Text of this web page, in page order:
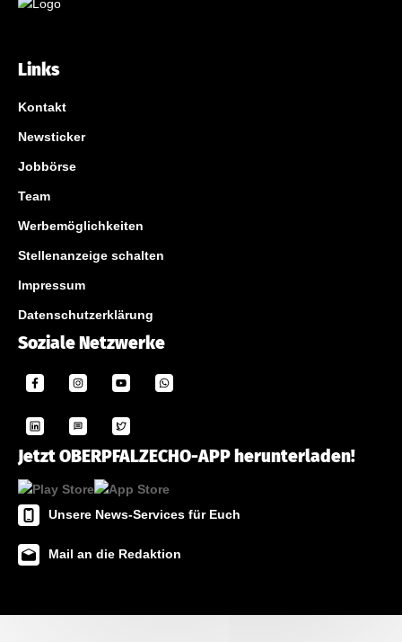
Links
Kontakt
Newsticker
Jobbörse
Team
Werbemöglichkeiten
Stellenanzeige schalten
Impressum
Datenschutzerklärung
Soziale Netzwerke
Jetzt OBERPFALZECHO-APP herunterladen!
Unsere News-Services für Euch
Mail an die Redaktion